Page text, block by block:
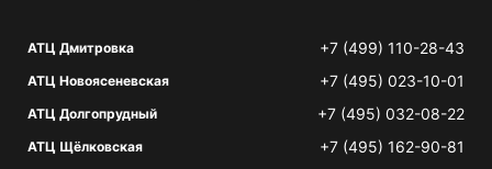
АТЦ Дмитровка +7 (499) 110-28-43
АТЦ Новоясеневская +7 (495) 023-10-01
АТЦ Долгопрудный +7 (495) 032-08-22
АТЦ Щёлковская +7 (495) 162-90-81